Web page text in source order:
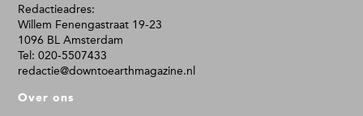
oRedactieadres:
Willem Fenengastraat 19-23
1096 BL Amsterdam
Tel: 020-5507433
redactie@downtoearthmagazine.nl
Over ons